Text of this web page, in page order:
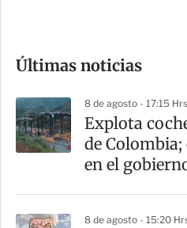
m
a
r
t
Últimas noticias
8 de agosto - 17:15 Hrs
Explota
de Colombia;
en el
8 de agosto - 15:20